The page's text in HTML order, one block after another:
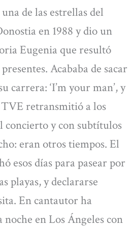
de las estrellas del
en 1988 y dio un
Eugenia que resultó
Acababa de sacar
carrera: ‘I’m your man’, y
retransmitió a los
concierto y con subtítulos
eran otros tiempos. El
esos días para pasear por
playas, y declararse
En cantautor ha
noche en Los Ángeles con